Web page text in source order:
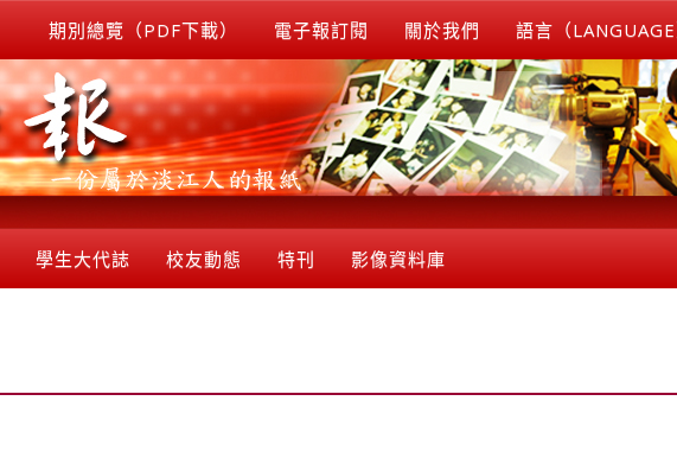
期別總覽（PDF下載） 電子報訂閱 關於我們 語言（LANGUAGE
學生大代誌 校友動態 特刊 影像資料庫